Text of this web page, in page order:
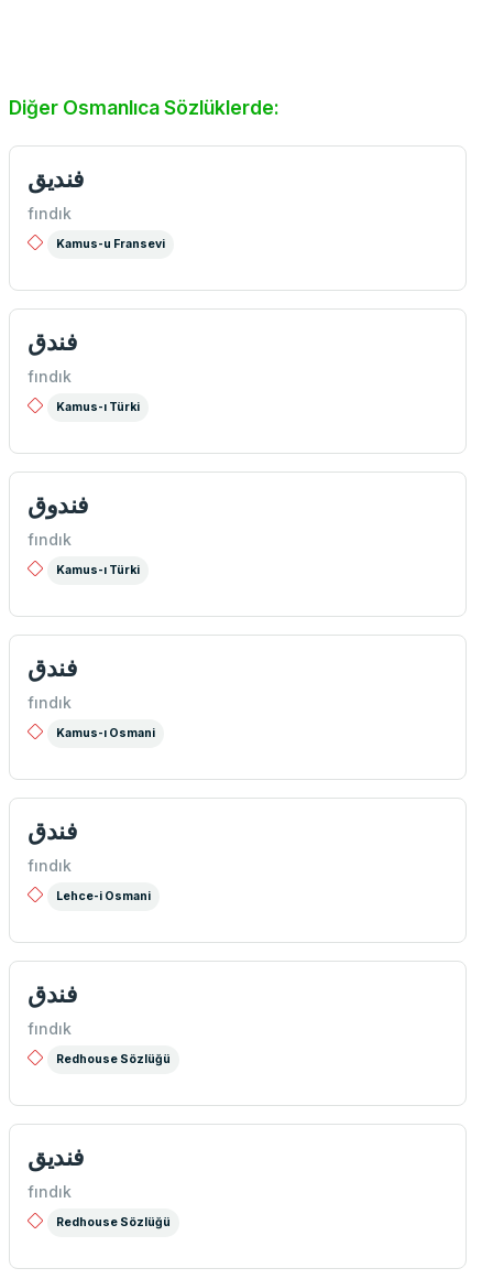
Diğer Osmanlıca Sözlüklerde:
فندیق
fındık
Kamus-u Fransevi
فندق
fındık
Kamus-ı Türki
فندوق
fındık
Kamus-ı Türki
فندق
fındık
Kamus-ı Osmani
فندق
fındık
Lehce-i Osmani
فندق
fındık
Redhouse Sözlüğü
فندیق
fındık
Redhouse Sözlüğü